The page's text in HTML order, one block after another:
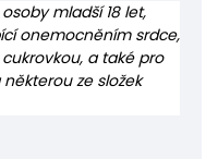
mladší 18 let,
onemocněním srdce,
a také pro
ze složek